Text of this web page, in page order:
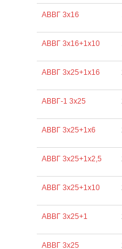
АВВГ 3х16
АВВГ 3х16+1х10
АВВГ 3х25+1х16
АВВГ-1 3х25
АВВГ 3х25+1х6
АВВГ 3х25+1х2,5
АВВГ 3х25+1х10
АВВГ 3х25+1
АВВГ 3х25